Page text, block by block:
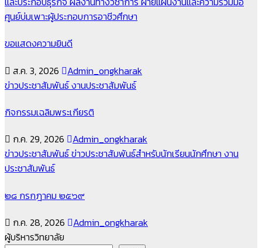
ศูนย์บ่มเพาะผู้ประกอบการอาชีวศึกษา
ขอแสดงความยินดี
ส.ค. 3, 2026
Admin_ongkharak
ข่าวประชาสัมพันธ์งานประชาสัมพันธ์
กิจกรรมเฉลิมพระเกียรติ
ก.ค. 29, 2026
Admin_ongkharak
ข่าวประชาสัมพันธ์ข่าวประชาสัมพันธ์สำหรับนักเรียนนักศึกษา งาน
ประชาสัมพันธ์
๒๘ กรกฎาคม ๒๕๖๙
ก.ค. 28, 2026
Admin_ongkharak
ผู้บริหารวิทยาลัย